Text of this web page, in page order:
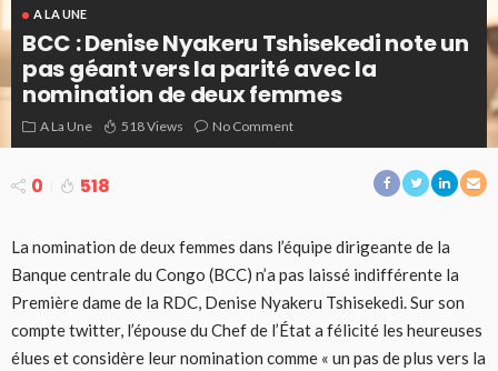
A LA UNE
BCC : Denise Nyakeru Tshisekedi note un
pas géant vers la parité avec la
nomination de deux femmes
A La Une 518 Views No Comment
Denise Nyakeru Tshisekedi, Premier dame de la République
0 518
La nomination de deux femmes dans l’équipe dirigeante de la
Banque centrale du Congo (BCC) n’a pas laissé indifférente la
Première dame de la RDC, Denise Nyakeru Tshisekedi. Sur son
compte twitter, l’épouse du Chef de l’État a félicité les heureuses
élues et considère leur nomination comme « un pas de plus vers la